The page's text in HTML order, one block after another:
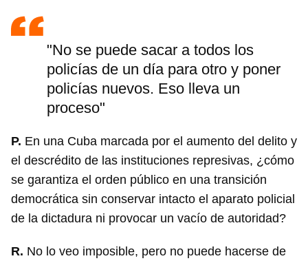
"No se puede sacar a todos los
policías de un día para otro y poner
policías nuevos. Eso lleva un
proceso"
P. En una Cuba marcada por el aumento del delito y
el descrédito de las instituciones represivas, ¿cómo
se garantiza el orden público en una transición
democrática sin conservar intacto el aparato policial
de la dictadura ni provocar un vacío de autoridad?
R. No lo veo imposible, pero no puede hacerse de